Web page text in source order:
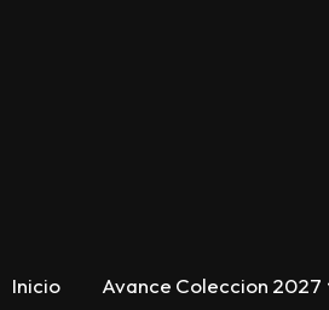
Inicio Avance Coleccion 2027